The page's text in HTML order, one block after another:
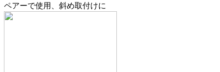
ペアーで使用、斜め取付けに